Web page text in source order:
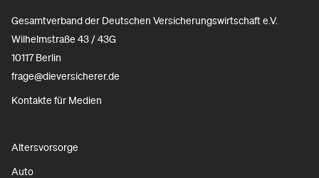
Gesamtverband der Deutschen Versicherungswirtschaft e.V.
Wilhelmstraße 43 / 43G
10117 Berlin
frage@dieversicherer.de
Kontakte für Medien
Altersvorsorge
Auto